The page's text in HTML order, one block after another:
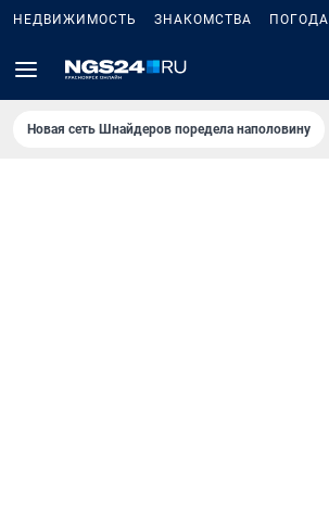
НЕДВИЖИМОСТЬ ЗНАКОМСТВА ПОГОДА
Новая сеть Шнайдеров поредела наполовину